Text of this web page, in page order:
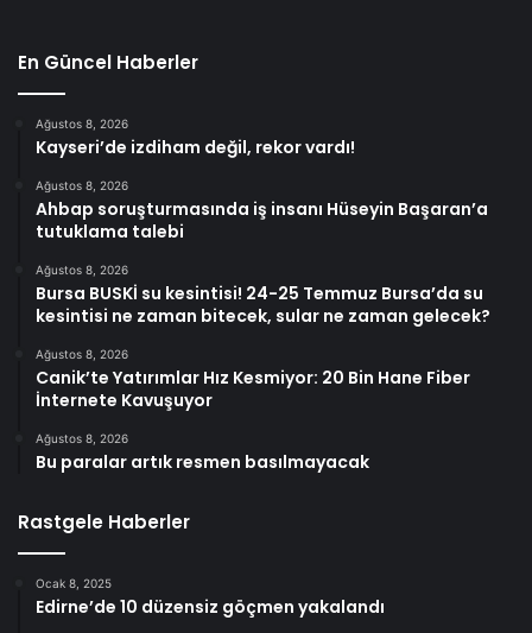
En Güncel Haberler
Ağustos 8, 2026
Kayseri’de izdiham değil, rekor vardı!
Ağustos 8, 2026
Ahbap soruşturmasında iş insanı Hüseyin Başaran’a
tutuklama talebi
Ağustos 8, 2026
Bursa BUSKİ su kesintisi! 24-25 Temmuz Bursa’da su
kesintisi ne zaman bitecek, sular ne zaman gelecek?
Ağustos 8, 2026
Canik’te Yatırımlar Hız Kesmiyor: 20 Bin Hane Fiber
İnternete Kavuşuyor
Ağustos 8, 2026
Bu paralar artık resmen basılmayacak
Rastgele Haberler
Ocak 8, 2025
Edirne’de 10 düzensiz göçmen yakalandı